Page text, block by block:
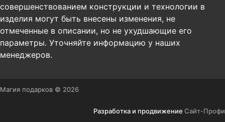
совершенствованием конструкции и технологии в
изделия могут быть внесены изменения, не
отмеченные в описании, но не ухудшающие его
параметры. Уточняйте информацию у наших
менеджеров.
Магия подарков © 2026
Разработка и продвижение Сайт-Профи